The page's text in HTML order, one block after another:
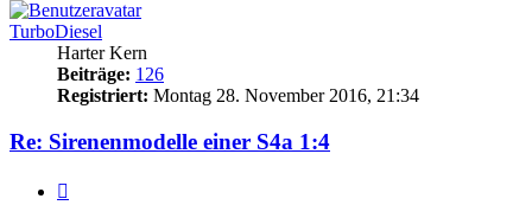
TurboDiesel
Harter Kern
Beiträge: 126
Registriert: Montag 28. November 2016, 21:34
Re: Sirenenmodelle einer S4a 1:4